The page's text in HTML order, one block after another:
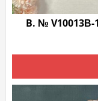
B. № V10013В-